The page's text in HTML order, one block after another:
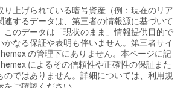
り上げられている暗号資産（例：現在のリア
連するデータは、第三者の情報源に基づいて
このデータは「現状のまま」情報提供目的で
かなる保証や表明も伴いません。第三者サイ
の管理下にありません。本ページに記
によるその信頼性や正確性の保証また
のではありません。詳細については、利用規
ご確認ください。